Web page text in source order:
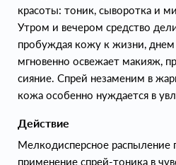
красоты: тоник, сыворотка и
Утром и вечером средство
пробуждая кожу к жизни,
мгновенно освежает макияж,
сияние. Спрей незаменим в
кожа особенно нуждается в
Действие
Мелкодисперсное распыление
применение спрей-тоника в